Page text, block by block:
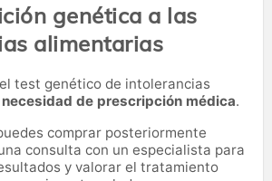
genética a las
alimentarias
test genético de intolerancias
de prescripción médica.
comprar posteriormente
consulta con un especialista para
y valorar el tratamiento